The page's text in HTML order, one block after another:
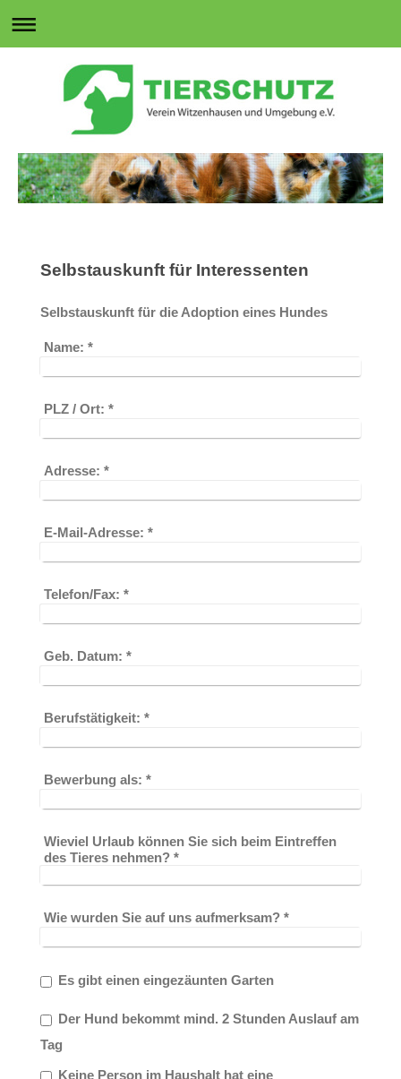
Selbstauskunft für Interessenten
Selbstauskunft für die Adoption eines Hundes
Name: *
PLZ / Ort: *
Adresse: *
E-Mail-Adresse: *
Telefon/Fax: *
Geb. Datum: *
Berufstätigkeit: *
Bewerbung als: *
Wieviel Urlaub können Sie sich beim Eintreffen
des Tieres nehmen?*
Wie wurden Sie auf uns aufmerksam?*
Es gibt einen eingezäunten Garten
Der Hund bekommt mind. 2 Stunden Auslauf am
Tag
Keine Person im Haushalt hat eine